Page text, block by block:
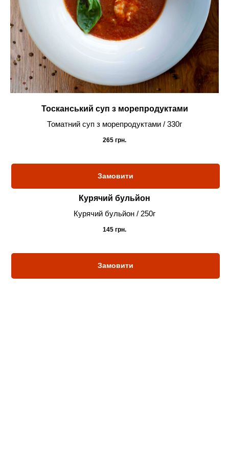
Тосканський суп з морепродуктами
Томатний суп з морепродуктами / 330г
265 грн.
Замовити
Курячий бульйон
Курячий бульйон / 250г
145 грн.
Замовити